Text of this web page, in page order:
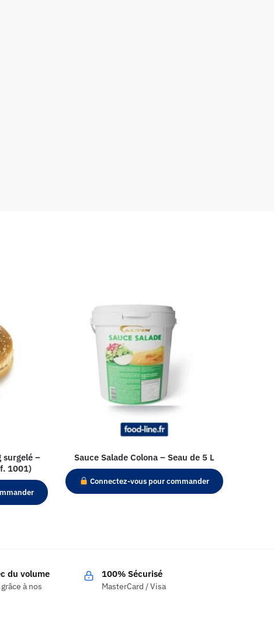
surgelé –
1001)
Sauce Salade Colona – Seau de 5 L
Connectez-vous pour commander
du volume
à nos
100% Sécurisé
MasterCard / Visa